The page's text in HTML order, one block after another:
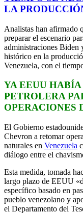
LA
Analistas han afirmado
preparar el escenario
administraciones
histórico en la
Venezuela, con el
YA EEUU
PETROLERA
OPERACIONES
El Gobierno
Chevron a retomar
naturales en Venezuela
diálogo entre el
Esta medida, tomada
largo plazo de EEUU
específico basado en
pueblo venezolano y
el Departamento del